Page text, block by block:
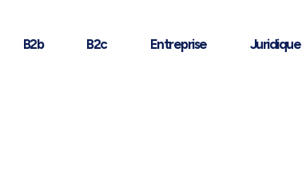
B2b B2c Entreprise Juridique